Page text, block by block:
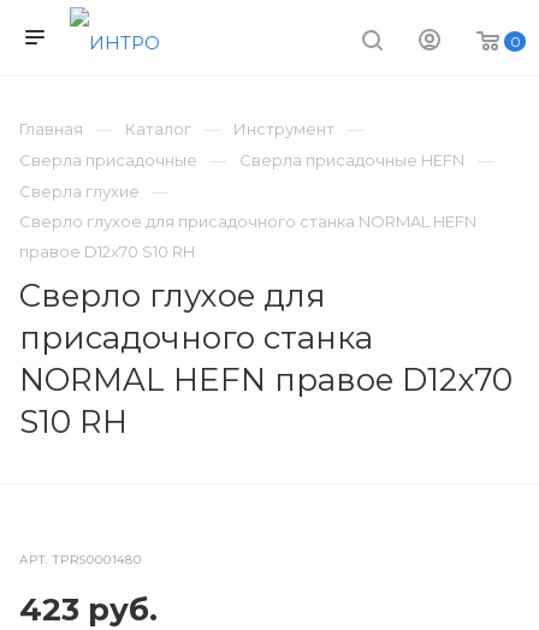
0
Главная Каталог
Инструмент
Сверла присадочные
Сверла присадочные HEFN
Сверла глухие
Сверло глухое для присадочного станка NORMAL HEFN
правое D12x70 S10 RH
Сверло глухое для
присадочного станка
NORMAL HEFN правое D12x70
S10 RH
АРТ.TPRS0001480
423 руб.